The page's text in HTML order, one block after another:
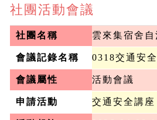
社團活動會議
社團名稱 雲來集宿舍
會議記錄名稱 0318交通安
會議屬性 活動會議
申請活動 交通安全講